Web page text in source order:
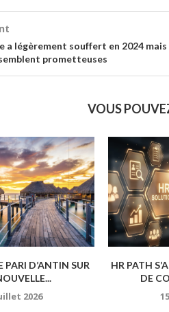
a légèrement souffert en 2024 mais
prometteuses
VOUS
PARI D’ANTIN SUR
2026
HR PATH
DE